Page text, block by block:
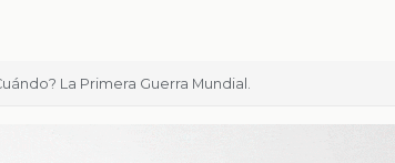
La Primera Guerra Mundial.